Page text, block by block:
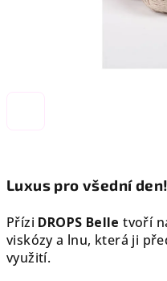
Luxus pro všední den!
Přízi DROPS Belle tvoří
viskózy a lnu, která ji
využití.